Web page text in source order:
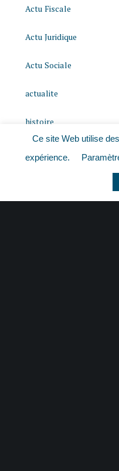
Actu Fiscale
Actu Juridique
Actu Sociale
actualite
histoire
Ce site Web utilise
expérience.